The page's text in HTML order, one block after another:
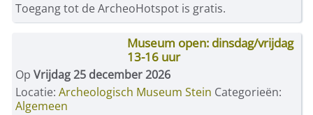
Toegang tot de ArcheoHotspot is gratis.
Museum open: dinsdag/vrijdag
13-16 uur
OpVrijdag 25 december 2026
Locatie:Archeologisch Museum Stein Categorieën:
Algemeen